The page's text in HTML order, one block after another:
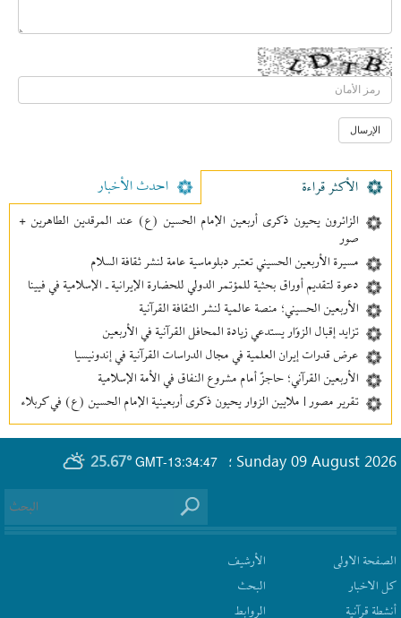
الأکثر قراءة احدث الأخبار
الزائرون يحيون ذكرى أربعين الإمام الحسين (ع) عند المرقدين الطاهرين +
صور
مسيرة الأربعين الحسيني تعتبر دبلوماسية عامة لنشر ثقافة السلام
دعوة لتقديم أوراق بحثية للمؤتمر الدولي للحضارة الإيرانية ـ الإسلامية في فيينا
الأربعين الحسيني؛ منصة عالمية لنشر الثقافة القرآنية
تزايد إقبال الزوّار يستدعي زيادة المحافل القرآنية في الأربعين
عرض قدرات إيران العلمية في مجال الدراسات القرآنية في إندونيسيا
الأربعين القرآني؛ حاجزٌ أمام مشروع النفاق في الأمة الإسلامية
تقرير مصور | ملايين الزوار يحيون ذكرى أربعينية الإمام الحسين (ع) في كربلاء
GMT-13:34:47
25.67° Sunday 09 August 2026 ؛
الصفحة الاولى
كل الاخبار
أنشطة قرآنیة
الأرشیف
البحث
الروابط